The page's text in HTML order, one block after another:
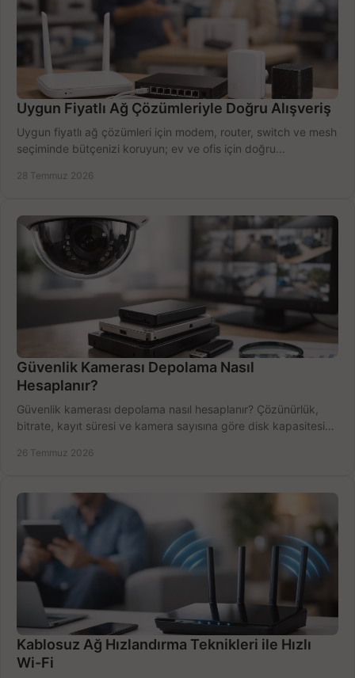
Uygun Fiyatlı Ağ Çözümleriyle Doğru Alışveriş
Uygun fiyatlı ağ çözümleri için modem, router, switch ve mesh
seçiminde bütçenizi koruyun; ev ve ofis için doğru
28 Temmuz 2026
Güvenlik Kamerası Depolama Nasıl
Hesaplanır?
Güvenlik kamerası depolama nasıl hesaplanır? Çözünürlük,
bitrate, kayıt süresi ve kamera sayısına göre disk kapasitesini
26 Temmuz 2026
Kablosuz Ağ Hızlandırma Teknikleri ile Hızlı
Wi-Fi